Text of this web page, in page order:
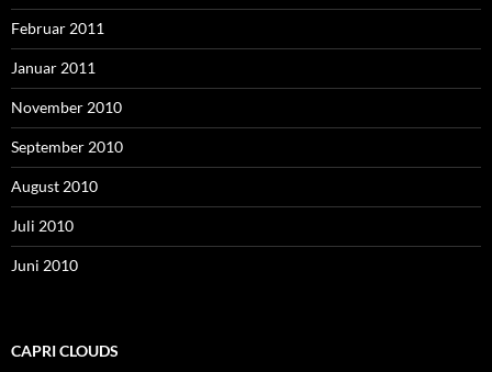
Februar 2011
Januar 2011
November 2010
September 2010
August 2010
Juli 2010
Juni 2010
CAPRI CLOUDS